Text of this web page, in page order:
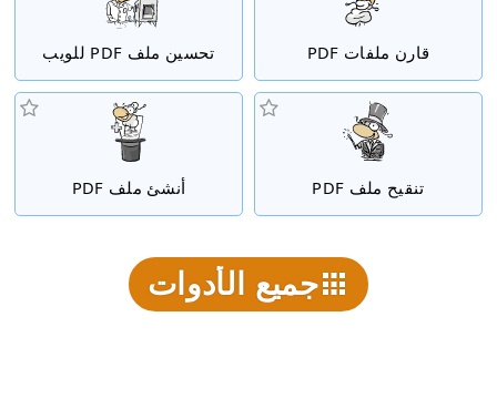
قارن ملفات PDF تحسين ملف PDF للويب
تنقيح ملف PDF أنشئ ملف PDF
جميع الأدوات